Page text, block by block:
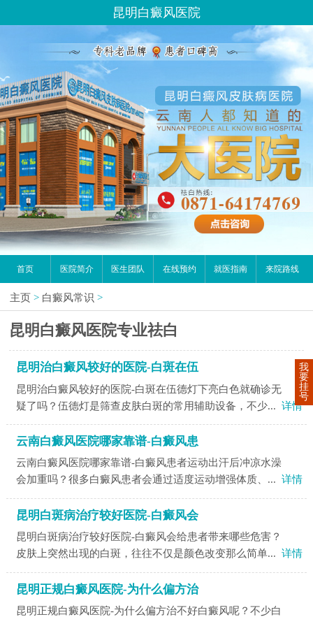
昆明白癜风医院
首页 医院简介 医生团队 在线预约 就医指南 来院路线
主页 > 白癜风常识 >
昆明白癜风医院专业祛白
昆明治白癜风较好的医院-白斑在伍
昆明治白癜风较好的医院-白斑在伍德灯下亮白色就确诊无
疑了吗？伍德灯是筛查皮肤白斑的常用辅助设备，不少... 详情
云南白癜风医院哪家靠谱-白癜风患
云南白癜风医院哪家靠谱-白癜风患者运动出汗后冲凉水澡
会加重吗？很多白癜风患者会通过适度运动增强体质、... 详情
昆明白斑病治疗较好医院-白癜风会
昆明白斑病治疗较好医院-白癜风会给患者带来哪些危害？
皮肤上突然出现的白斑，往往不仅是颜色改变那么简单... 详情
昆明正规白癜风医院-为什么偏方治
昆明正规白癜风医院-为什么偏方治不好白癜风呢？不少白
我
要
挂
号